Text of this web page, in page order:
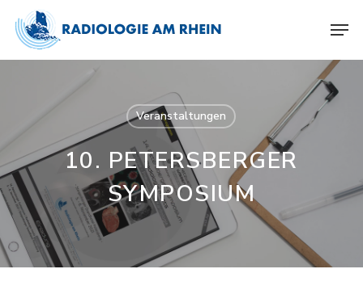
main
content
Veranstaltungen
10. PETERSBERGER
SYMPOSIUM